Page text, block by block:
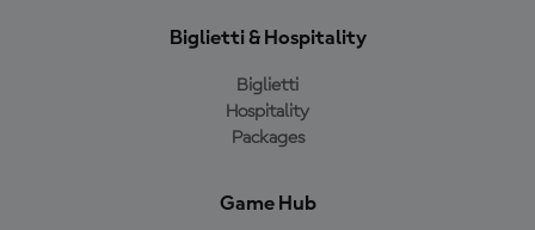
Biglietti & Hospitality
Biglietti
Hospitality
Packages
Game Hub